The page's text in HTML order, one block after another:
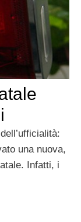
una nuova,
Infatti, i